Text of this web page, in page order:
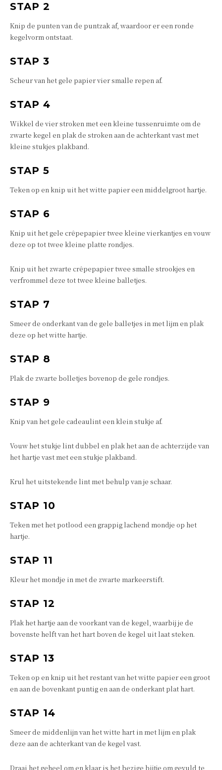
STAP 2
Knip de punten van de puntzak af, waardoor er een ronde
kegelvorm ontstaat.
STAP 3
Scheur van het gele papier vier smalle repen af.
STAP 4
Wikkel de vier stroken met een kleine tussenruimte om de
zwarte kegel en plak de stroken aan de achterkant vast met
kleine stukjes plakband.
STAP 5
Teken op en knip uit het witte papier een middelgroot hartje.
STAP 6
Knip uit het gele crêpepapier twee kleine vierkantjes en vouw
deze op tot twee kleine platte rondjes.
Knip uit het zwarte crêpepapier twee smalle strookjes en
verfrommel deze tot twee kleine balletjes.
STAP 7
Smeer de onderkant van de gele balletjes in met lijm en plak
deze op het witte hartje.
STAP 8
Plak de zwarte bolletjes bovenop de gele rondjes.
STAP 9
Knip van het gele cadeaulint een klein stukje af.
Vouw het stukje lint dubbel en plak het aan de achterzijde van
het hartje vast met een stukje plakband.
Krul het uitstekende lint met behulp van je schaar.
STAP 10
Teken met het potlood een grappig lachend mondje op het
hartje.
STAP 11
Kleur het mondje in met de zwarte markeerstift.
STAP 12
Plak het hartje aan de voorkant van de kegel, waarbij je de
bovenste helft van het hart boven de kegel uit laat steken.
STAP 13
Teken op en knip uit het restant van het witte papier een groot
en aan de bovenkant puntig en aan de onderkant plat hart.
STAP 14
Smeer de middenlijn van het witte hart in met lijm en plak
deze aan de achterkant van de kegel vast.
Draai het geheel om en klaar is het bezige bijtje om gevuld te